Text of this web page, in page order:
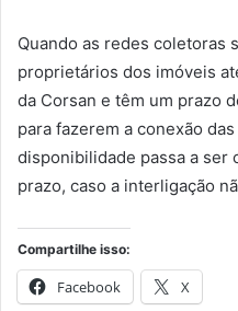
Quando as redes coletoras
proprietários dos imóveis
da Corsan e têm um prazo
para fazerem a conexão
disponibilidade passa a ser
prazo, caso a interligação
Compartilhe isso:
Facebook X